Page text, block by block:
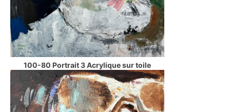
100-80 Portrait 3 Acrylique sur toile